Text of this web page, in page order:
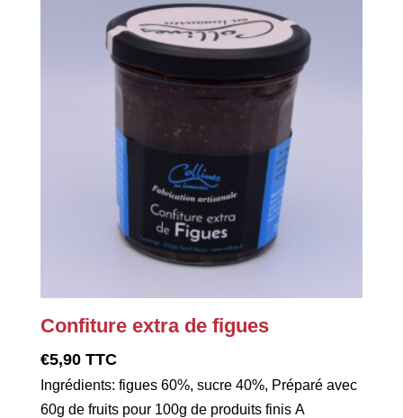
Confiture extra de figues
€5,90 TTC
Ingrédients: figues 60%, sucre 40%, Préparé avec
60g de fruits pour 100g de produits finis A